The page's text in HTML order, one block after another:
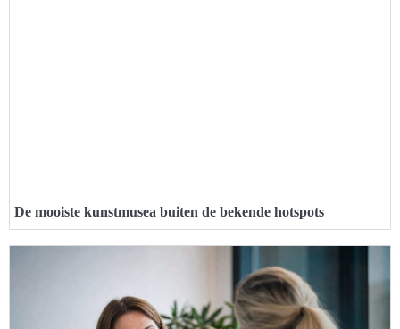
De mooiste kunstmusea buiten de bekende hotspots